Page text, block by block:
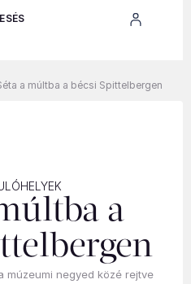
a múltba a bécsi Spittelbergen
a
múzeumi negyed közé rejtve